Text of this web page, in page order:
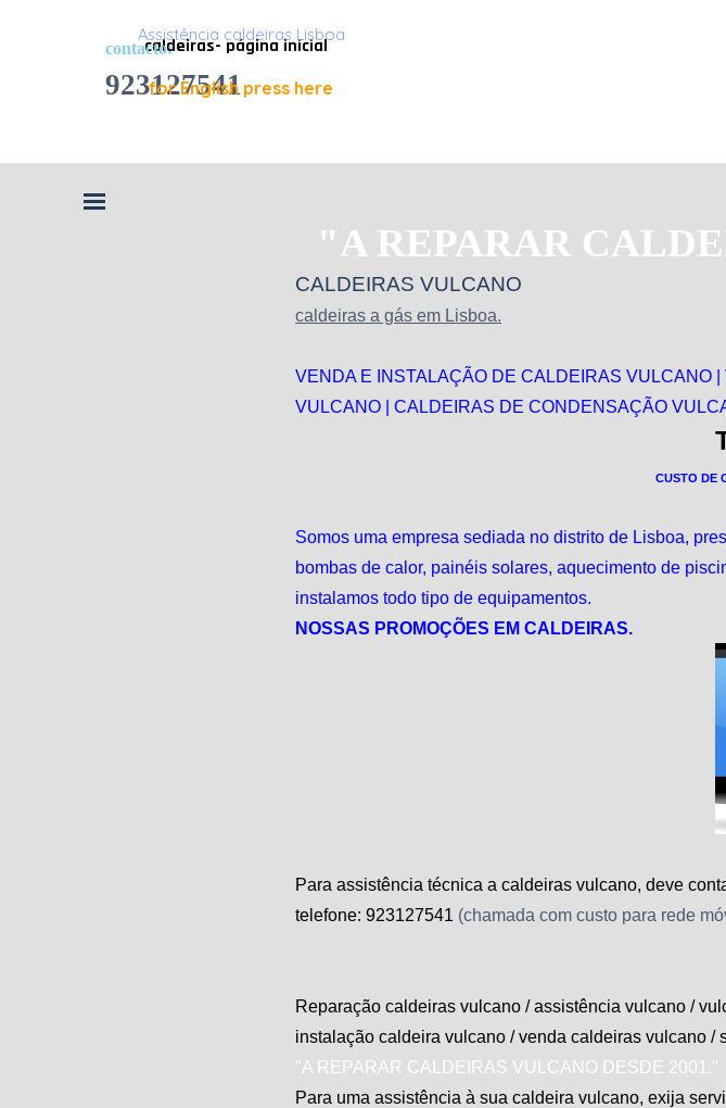
Assistência caldeiras Lisboa
caldeiras- página inicial
contacto:
923127541
for English press here
"A REPARAR
CALDEIRAS VULCANO
caldeiras a gás em Lisboa.
VENDA E INSTALAÇÃO DE CALDEIRAS VULCANO
VULCANO | CALDEIRAS DE CONDENSAÇÃO
CUSTO DE
Somos uma empresa sediada no distrito de Lisboa,
bombas de calor, painéis solares, aquecimento de
instalamos todo tipo de equipamentos.
NOSSAS PROMOÇÕES EM CALDEIRAS.
Para assistência técnica a caldeiras vulcano, deve
telefone: 923127541 (chamada com custo para rede
Reparação caldeiras vulcano / assistência vulcano /
instalação caldeira vulcano / venda caldeiras vulcano /
"A REPARAR CALDEIRAS VULCANO DESDE 2001."
Para uma assistência à sua caldeira vulcano, exija